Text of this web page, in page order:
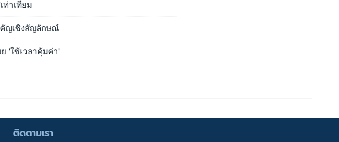
ท่าเทียม
คัญเชิงสัญลักษณ์
'ใช้เวลาคุ้มค่า'
ติดตามเรา